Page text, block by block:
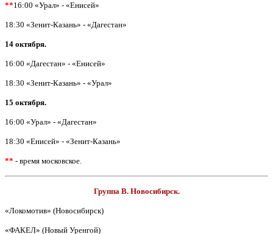
**16:00 «Урал» - «Енисей»
18:30 «Зенит-Казань» - «Дагестан»
14 октября.
16:00 «Дагестан» - «Енисей»
18:30 «Зенит-Казань» - «Урал»
15 октября.
16:00 «Урал» - «Дагестан»
18:30 «Енисей» - «Зенит-Казань»
** - время московское.
Группа В. Новосибирск.
«Локомотив» (Новосибирск)
«ФАКЕЛ» (Новый Уренгой)